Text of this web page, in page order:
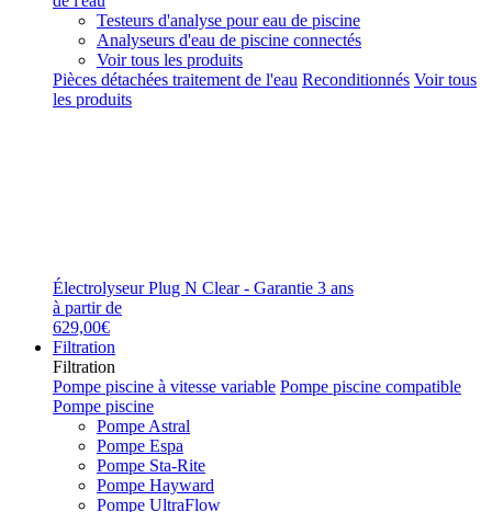
Testeurs d'analyse pour eau de piscine
Analyseurs d'eau de piscine connectés
Voir tous les produits
Pièces détachées traitement de l'eau Reconditionnés Voir tous
les produits
Électrolyseur Plug N Clear - Garantie 3 ans
à partir de
629,00€
Filtration
Filtration
Pompe piscine à vitesse variable Pompe piscine compatible
Pompe piscine
Pompe Astral
Pompe Espa
Pompe Sta-Rite
Pompe Hayward
Pompe UltraFlow